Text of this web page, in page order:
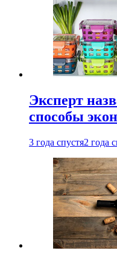
Эксперт
способы
3 года спустя2 года